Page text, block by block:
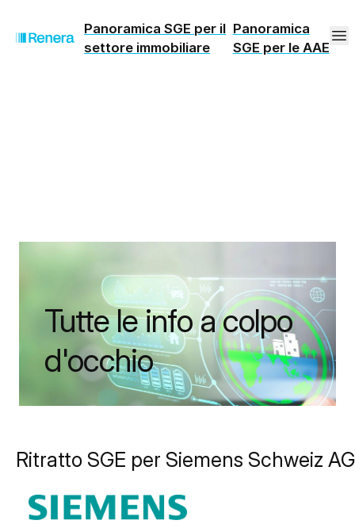
Panoramica SGE per il
settore immobiliare
Panoramica
SGE per le AAE
Tutte le info a colpo
d'occhio
Ritratto SGE per Siemens Schweiz AG